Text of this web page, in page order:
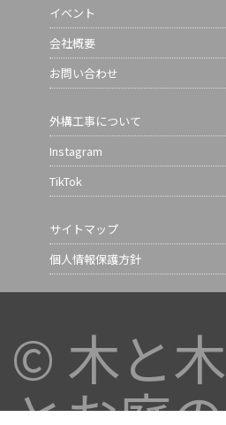
イベント
会社概要
お問い合わせ
外構工事について
Instagram
TikTok
サイトマップ
個人情報保護方針
© 木と